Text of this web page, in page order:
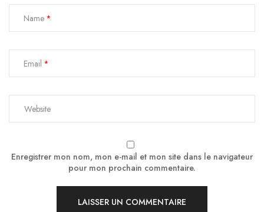
Name
Email
Enregistrer mon nom, mon e-mail et mon site dans le navigateur
pour mon prochain commentaire.